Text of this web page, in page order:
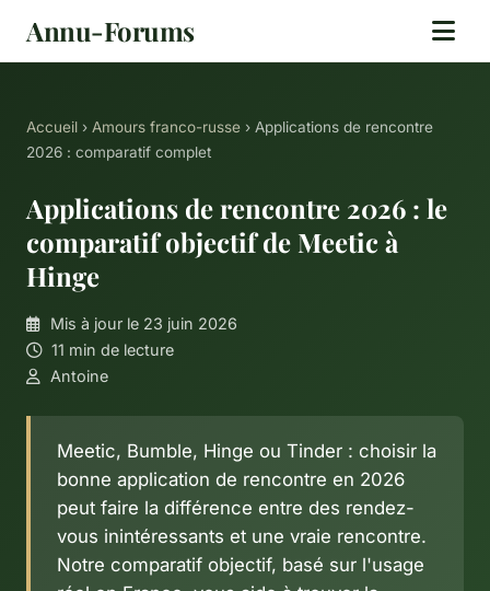
Annu-Forums
Accueil › Amours franco-russe › Applications de rencontre
2026 : comparatif complet
Applications de rencontre 2026 : le
comparatif objectif de Meetic à
Hinge
Mis à jour le 23 juin 2026
11 min de lecture
Antoine
Meetic, Bumble, Hinge ou Tinder : choisir la
bonne application de rencontre en 2026
peut faire la différence entre des rendez-
vous inintéressants et une vraie rencontre.
Notre comparatif objectif, basé sur l'usage